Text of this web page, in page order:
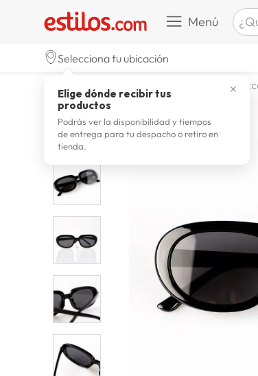
Menú
.
Selecciona tu ubicación
✕
Elige dónde recibir tus
productos
Podrás ver la disponibilidad y tiempos
de entrega para tu despacho o retiro en
tienda.